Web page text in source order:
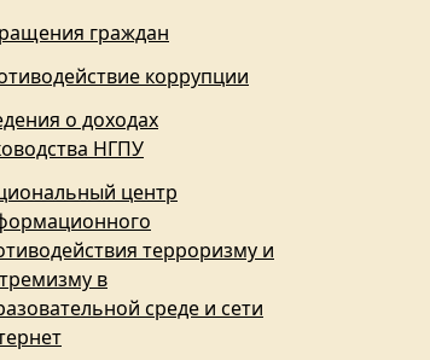
граждан
коррупции
о доходах
НГПУ
центр
терроризму и
в
среде и сети